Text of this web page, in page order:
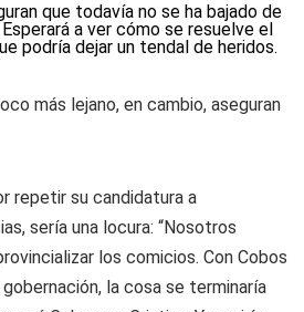
que todavía no se ha bajado de
a ver cómo se resuelve el
podría dejar un tendal de heridos.
más lejano, en cambio, aseguran
repetir su candidatura a
sería una locura: “Nosotros
los comicios. Con Cobos
la cosa se terminaría